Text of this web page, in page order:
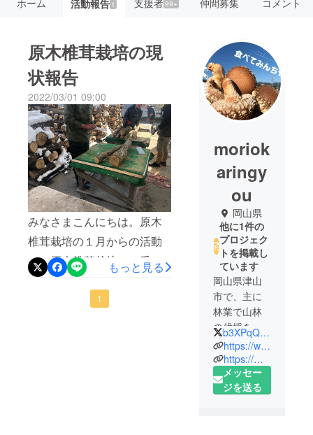
ホーム 活動報告 1 支援者99+ 仲間募集 コメント
原木椎茸栽培の現
状報告
2022/03/01 09:00
みなさまこんにちは。原木
椎茸栽培の１月からの活動
は、原木椎茸栽培の一番大
変な準備期間にあたり、山
のクヌギやコナラの原木を
もっと見る
1
moriok
aringy
ou
岡山県
他に1件の
プロジェク
トを掲載し
ています
岡山県津山
市で、主に
林業で山林
の伐採を行
い、少子高
齢化で放置
された空き
土地を活用
b3XPqQ5gqThnWDH
https://www.morioka-ringyou.com/
https://morishiitake.thebase.in
メッセー
ジを送る